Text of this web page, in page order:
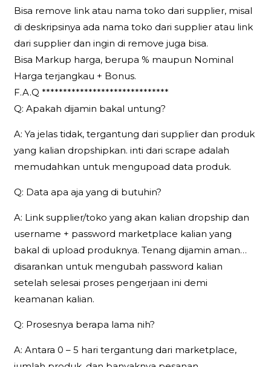
Bisa remove link atau nama toko dari supplier, misal
di deskripsinya ada nama toko dari supplier atau link
dari supplier dan ingin di remove juga bisa.
Bisa Markup harga, berupa % maupun Nominal
Harga terjangkau + Bonus.
F.A.Q ******************************
Q: Apakah dijamin bakal untung?
A: Ya jelas tidak, tergantung dari supplier dan produk
yang kalian dropshipkan. inti dari scrape adalah
memudahkan untuk mengupoad data produk.
Q: Data apa aja yang di butuhin?
A: Link supplier/toko yang akan kalian dropship dan
username + password marketplace kalian yang
bakal di upload produknya. Tenang dijamin aman…
disarankan untuk mengubah password kalian
setelah selesai proses pengerjaan ini demi
keamanan kalian.
Q: Prosesnya berapa lama nih?
A: Antara 0 – 5 hari tergantung dari marketplace,